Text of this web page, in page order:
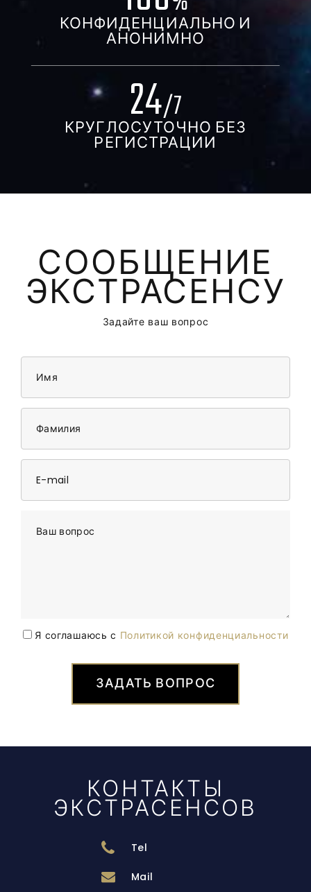
КОНФИДЕНЦИАЛЬНО И
АНОНИМНО
24/7
КРУГЛОСУТОЧНО БЕЗ
РЕГИСТРАЦИИ
СООБЩЕНИЕ
ЭКСТРАСЕНСУ
Задайте ваш вопрос
Имя
Фамилия
E-mail
Ваш вопрос
Я соглашаюсь с Политикой конфиденциальности
ЗАДАТЬ ВОПРОС
КОНТАКТЫ
ЭКСТРАСЕНСОВ
Tel
Mail